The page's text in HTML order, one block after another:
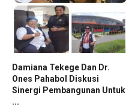
Damiana Tekege Dan Dr.
Ones Pahabol Diskusi
Sinergi Pembangunan Untuk
...